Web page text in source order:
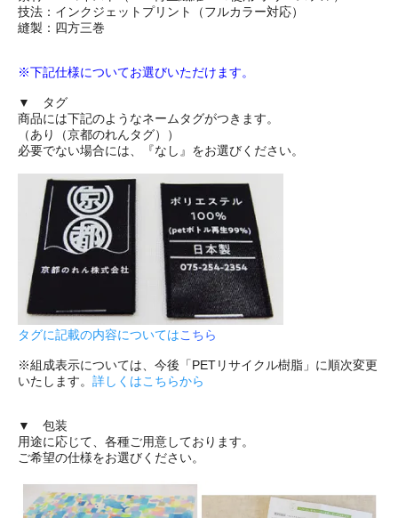
技法：インクジェットプリント（フルカラー対応）
縫製：四方三巻
※下記仕様についてお選びいただけます。
▼ タグ
商品には下記のようなネームタグがつきます。
（あり（京都のれんタグ））
必要でない場合には、『なし』をお選びください。
タグに記載の内容についてはこちら
※組成表示については、今後「PETリサイクル樹脂」に順次変更
いたします。 詳しくはこちらから
▼ 包装
用途に応じて、各種ご用意しております。
ご希望の仕様をお選びください。